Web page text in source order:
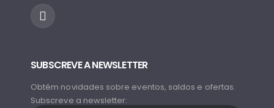
SUBSCREVE A NEWSLETTER
Obtém novidades sobre eventos, saldos e ofertas.
Subscreve a newsletter: